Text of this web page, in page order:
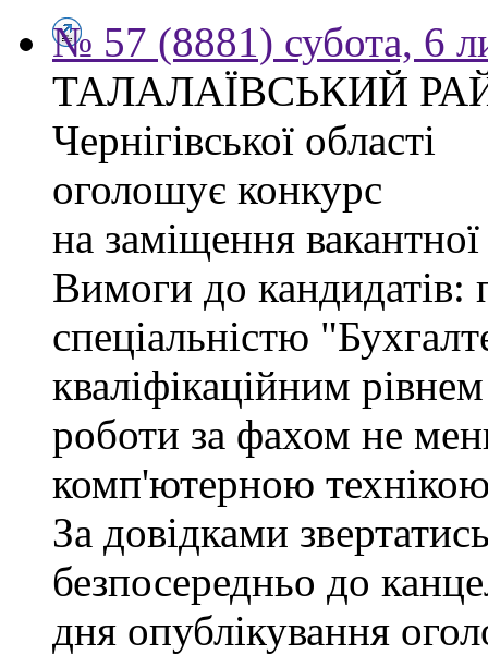
№ 57 (8881) субота, 6
ТАЛАЛАЇВСЬКИЙ
Чернігівської області
оголошує конкурс
на заміщення
Вимоги до кандидатів:
спеціальністю
кваліфікаційним
роботи за фахом не
комп'ютерною
За довідками
безпосередньо до
дня опублікування